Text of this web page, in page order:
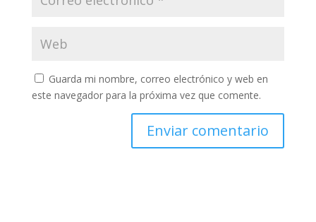
Guarda mi nombre, correo electrónico y web en
este navegador para la próxima vez que comente.